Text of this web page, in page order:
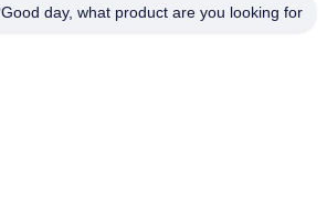
Good day, what product are you looking for?